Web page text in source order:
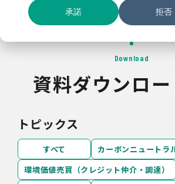
承諾 拒否
Download
資料ダウンロ
トピックス
すべて
カーボンニュートラ
環境価値売買（クレジット仲介・調達）